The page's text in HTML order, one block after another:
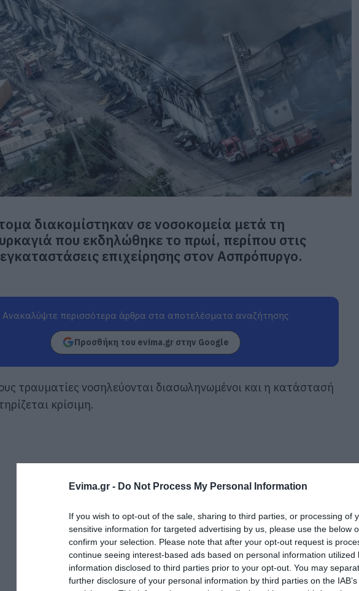
Evima.gr - Do Not Process My Personal Information
If you wish to opt-out of the sale, sharing to third parties, or processing of
sensitive information for targeted advertising by us, please use the below
confirm your selection. Please note that after your opt-out request is
continue seeing interest-based ads based on personal information utilized
information disclosed to third parties prior to your opt-out. You may
further disclosure of your personal information by third parties on the
διακομίστηκαν σε νοσοκομεία μετά τη
που εκδηλώθηκε το πρωί, περίπου στις
επιχείρησης στον Ασπρόπυργο.
Ανακαλύψτε περισσότερα άρθρα στα αποτελέσματα αναζήτησης
Προσθήκη του evima.gr στην Google
τραυματίες νοσηλεύονται διασωληνωμένοι και η κατάστασή
κρίσιμη.